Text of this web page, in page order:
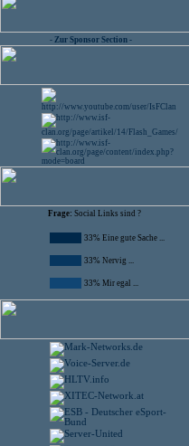
- Zur Sponsor Section -
Frage: Social Links sind ?
33% Eine gute Sache ...
33% Nervig ...
33% Mir egal ...